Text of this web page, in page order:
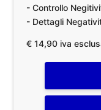
- Controllo
- Dettagli
€ 14,90 iva